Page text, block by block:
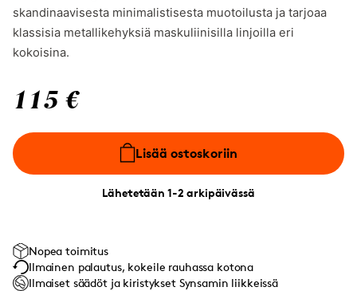
skandinaavisesta minimalistisesta muotoilusta ja tarjoaa
klassisia metallikehyksiä maskuliinisilla linjoilla eri
kokoisina.
115 €
Lisää ostoskoriin
Lähetetään 1-2 arkipäivässä
Nopea toimitus
Ilmainen palautus, kokeile rauhassa kotona
Ilmaiset säädöt ja kiristykset Synsamin liikkeissä